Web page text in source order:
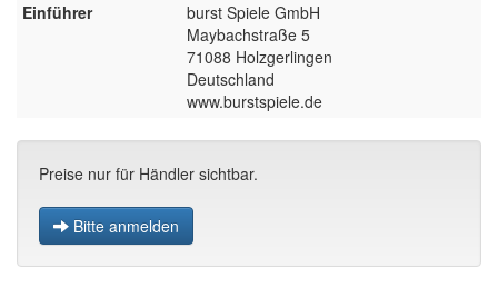
Einführer
burst Spiele GmbH
Maybachstraße 5
71088 Holzgerlingen
Deutschland
www.burstspiele.de
Preise nur für Händler sichtbar.
Bitte anmelden